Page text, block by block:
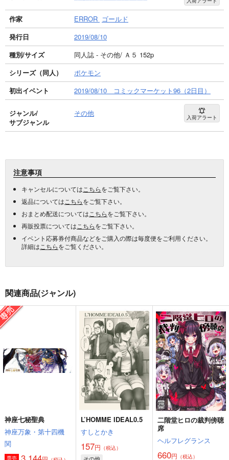
作家 ERROR ゴールド
発行日
2019/08/10
種別/サイズ
同人誌 - その他/ Ａ５ 152p
シリーズ（同人）
ポケモン
初出イベント
2019/08/10 コミックマーケット96（2日目）
ジャンル/
サブジャンル
その他 入荷アラート
注意事項
キャンセルについては こちらをご覧下さい。
返品については こちらをご覧下さい。
おまとめ配送については こちらをご覧下さい。
再販投票については こちらをご覧下さい。
イベント応募券付商品などをご購入の際は毎度便をご利用ください。
詳細は こちらをご覧ください。
関連商品(ジャンル)
神座七秘聖典
神座万象・第十四機
関
専売
L’HOMME IDEAL0.5
すしとかき
157円 （税込）
その他
二階堂ヒロの裁判傍聴
席
ヘルフレグランス
660円 （税込）